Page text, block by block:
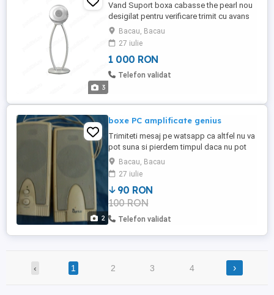
3
Vand Suport boxa cabasse the pearl nou
desigilat pentru verificare trimit cu avans
100 lei ,greutate 15kg.
Bacau, Bacau
27 iulie
1 000 RON
Telefon validat
2
boxe PC amplificate genius
Trimiteti mesaj pe watsapp ca altfel nu va
pot suna si pierdem timpul daca nu pot
raspunde cand sunati! Deoarece sunt
omponente vechi second hand si sunt
persoana fizica NU ofer garantie de nici
un tip ceea ce face produsele
incompatibile la vanzare catre firme. In
consecinta rog firmele sa NU ma
contacteze ...
Bacau, Bacau
27 iulie
90 RON
100 RON
Telefon validat
‹ 1 2 3 4 ›